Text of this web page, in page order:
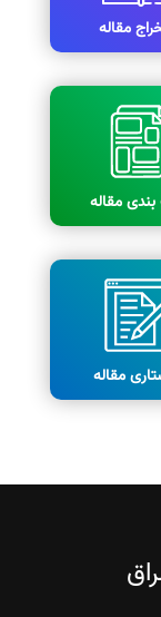
مقاله
مقاله
مقاله